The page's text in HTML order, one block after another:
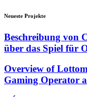
Neueste Projekte
Beschreibung von
über das Spiel für
Overview of
Gaming Operator